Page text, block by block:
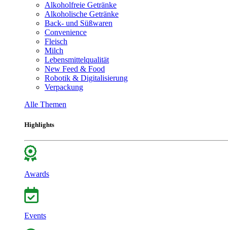
Alkoholfreie Getränke
Alkoholische Getränke
Back- und Süßwaren
Convenience
Fleisch
Milch
Lebensmittelqualität
New Feed & Food
Robotik & Digitalisierung
Verpackung
Alle Themen
Highlights
Awards
Events